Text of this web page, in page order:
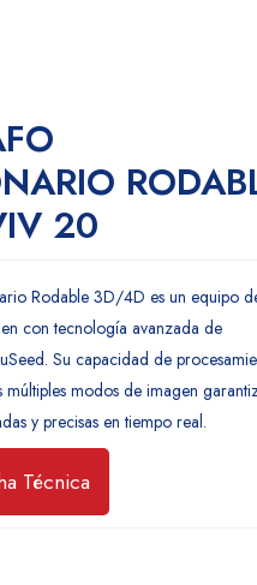
20
Rodable 3D/4D es un equipo
con tecnología avanzada de
Su capacidad de
múltiples modos de imagen
y precisas en tiempo real.
Técnica